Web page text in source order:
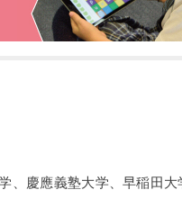
、慶應義塾大学、早稲田大